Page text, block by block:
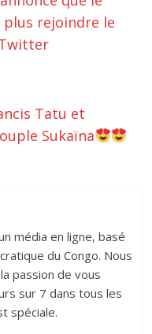
plus rejoindre le
Tatu et
Sukaïna
média en ligne, basé
du Congo. Nous
passion de vous
sur 7 dans tous les
spéciale.